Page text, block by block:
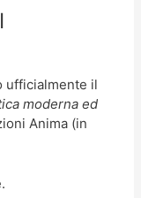
ufficialmente il
moderna ed
Anima (in